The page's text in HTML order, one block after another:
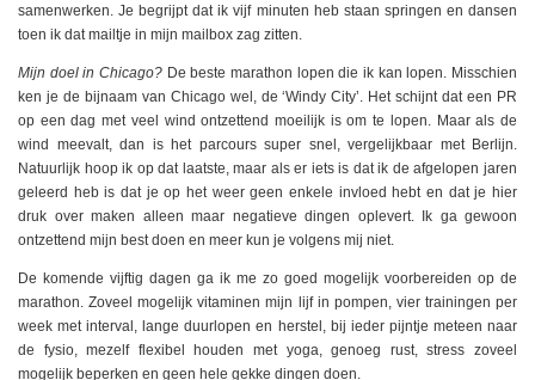
samenwerken. Je begrijpt dat ik vijf minuten heb staan springen en dansen
toen ik dat mailtje in mijn mailbox zag zitten.
Mijn doel in Chicago? De beste marathon lopen die ik kan lopen. Misschien
ken je de bijnaam van Chicago wel, de ‘Windy City’. Het schijnt dat een PR
op een dag met veel wind ontzettend moeilijk is om te lopen. Maar als de
wind meevalt, dan is het parcours super snel, vergelijkbaar met Berlijn.
Natuurlijk hoop ik op dat laatste, maar als er iets is dat ik de afgelopen jaren
geleerd heb is dat je op het weer geen enkele invloed hebt en dat je hier
druk over maken alleen maar negatieve dingen oplevert. Ik ga gewoon
ontzettend mijn best doen en meer kun je volgens mij niet.
De komende vijftig dagen ga ik me zo goed mogelijk voorbereiden op de
marathon. Zoveel mogelijk vitaminen mijn lijf in pompen, vier trainingen per
week met interval, lange duurlopen en herstel, bij ieder pijntje meteen naar
de fysio, mezelf flexibel houden met yoga, genoeg rust, stress zoveel
mogelijk beperken en geen hele gekke dingen doen.